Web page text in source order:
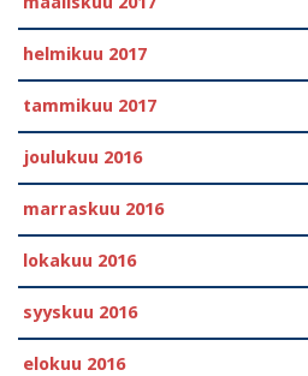
helmikuu 2017
tammikuu 2017
joulukuu 2016
marraskuu 2016
lokakuu 2016
syyskuu 2016
elokuu 2016